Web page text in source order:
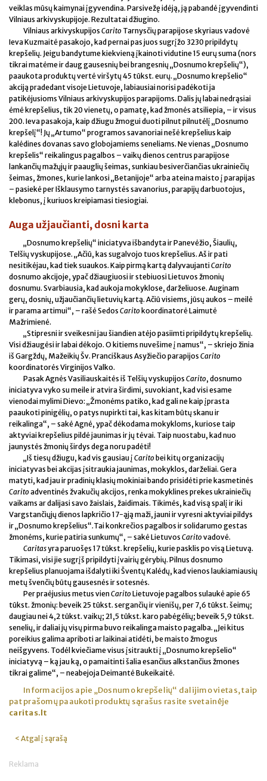
veiklas mūsų kaimynai įgyvendina. Parsivežę idėją, ją pabandė įgyvendinti
Vilniaus arkivyskupijoje. Rezultatai džiugino.
Vilniaus arkivyskupijos Carito Tarnysčių parapijose skyriaus vadovė
Ieva Kuzmaitė pasakojo, kad pernai pas juos sugrįžo 3230 pripildytų
krepšelių. Jeigu bandytume kiekvieną įkainoti vidutine 15 eurų suma (nors
tikrai matėme ir daug gausesnių bei brangesnių „Dosnumo krepšelių“),
paaukota produktų vertė viršytų 45 tūkst. eurų. „Dosnumo krepšelio“
akciją pradedant visoje Lietuvoje, labiausiai norisi padėkoti ja
patikėjusioms Vilniaus arkivyskupijos parapijoms. Dalis jų labai nedrąsiai
ėmė krepšelius, tik 20 vienetų, o pamatę, kad žmonės atsiliepia, – ir visus
200. Ieva pasakoja, kaip džiugu žmogui duoti pilnut pilnutėlį „Dosnumo
krepšelį“! Jų „Artumo“ programos savanoriai nešė krepšelius kaip
kalėdines dovanas savo globojamiems seneliams. Ne vienas „Dosnumo
krepšelis“ reikalingus pagalbos – vaikų dienos centrus parapijose
lankančių mažųjų ir paauglių šeimas, sunkiau besiverčiančias ukrainiečių
šeimas, žmones, kurie lankosi „Betanijoje“ arba ateina maisto į parapijas
– pasiekė per Išklausymo tarnystės savanorius, parapijų darbuotojus,
klebonus, į kuriuos kreipiamasi tiesiogiai.
Auga užjaučianti, dosni karta
„Dosnumo krepšelių“ iniciatyva išbandyta ir Panevėžio, Šiaulių,
Telšių vyskupijose. „Ačiū, kas sugalvojo tuos krepšelius. Aš ir pati
nesitikėjau, kad tiek suaukos. Kaip pirmą kartą dalyvaujantiCarito
dosnumo akcijoje, ypač džiaugiuosi ir stebiuosi Lietuvos žmonių
dosnumu. Svarbiausia, kad aukoja mokyklose, darželiuose. Auginam
gerų, dosnių, užjaučiančių lietuvių kartą. Ačiū visiems, jūsų aukos – meilė
ir parama artimui“, – rašė Sedos Caritokoordinatorė Laimutė
Mažrimienė.
„Stipresni ir sveikesni jau šiandien atėjo pasiimti pripildytų krepšelių.
Visi džiaugėsi ir labai dėkojo. O kitiems nuvešime į namus“, – skriejo žinia
iš Gargždų, Mažeikių Šv. Pranciškaus Asyžiečio parapijos Carito
koordinatorės Virginijos Valko.
Pasak Agnės Vasiliauskaitės iš Telšių vyskupijos Carito, dosnumo
iniciatyva vyko su meile ir atvira širdimi, suvokiant, kad visi esame
vienodai mylimi Dievo: „Žmonėms patiko, kad gali ne kaip įprasta
paaukoti pinigėlių, o patys nupirkti tai, kas kitam būtų skanu ir
reikalinga“, – sakė Agnė, ypač dėkodama mokykloms, kuriose taip
aktyviai krepšelius pildė jaunimas ir jų tėvai. Taip nuostabu, kad nuo
jaunystės žmonių širdys dega noru padėti!
„Iš tiesų džiugu, kad vis gausiau į Caritobei kitų organizacijų
iniciatyvas bei akcijas įsitraukia jaunimas, mokyklos, darželiai. Gera
matyti, kad jau ir pradinių klasių mokiniai bando prisidėti prie kasmetinės
Caritoadventinės žvakučių akcijos, renka mokyklines prekes ukrainiečių
vaikams ar dalijasi savo žaislais, žaidimais. Tikimės, kad visą spalį ir iki
Vargstančiųjų dienos lapkričio 17-ąją maži, jauni ir vyresni aktyviai pildys
ir „Dosnumo krepšelius“.Tai konkrečios pagalbos ir solidarumo gestas
žmonėms, kurie patiria sunkumų“, – sakė Lietuvos Caritovadovė.
Caritasyra paruošęs 17 tūkst. krepšelių, kurie pasklis po visą Lietuvą.
Tikimasi, visi jie sugrįš pripildyti įvairių gėrybių. Pilnus dosnumo
krepšelius planuojama išdalyti iki Šventų Kalėdų, kad vienos laukiamiausių
metų švenčių būtų gausesnės ir sotesnės.
Per praėjusius metus vienCaritoLietuvoje pagalbos sulaukė apie 65
tūkst. žmonių: beveik 25 tūkst. sergančių ir vienišų, per 7,6 tūkst. šeimų;
daugiau nei 4,2 tūkst. vaikų; 21,5 tūkst. karo pabėgėlių; beveik 5,9 tūkst.
senelių, ir daliai jų visų pirma buvo reikalinga maisto pagalba. „Jei kitus
poreikius galima apriboti ar laikinai atidėti, be maisto žmogus
neišgyvens. Todėl kviečiame visus įsitraukti į „Dosnumo krepšelio“
iniciatyvą – ką jau ką, o pamaitinti šalia esančius alkstančius žmones
tikrai galime“, – neabejoja Deimantė Bukeikaitė.
Informacijos apie „Dosnumo krepšelių“ dalijimo vietas, taip
pat prašomų paaukoti produktų sąrašus rasite svetainėje
caritas.lt
< Atgal į sąrašą
Reklama